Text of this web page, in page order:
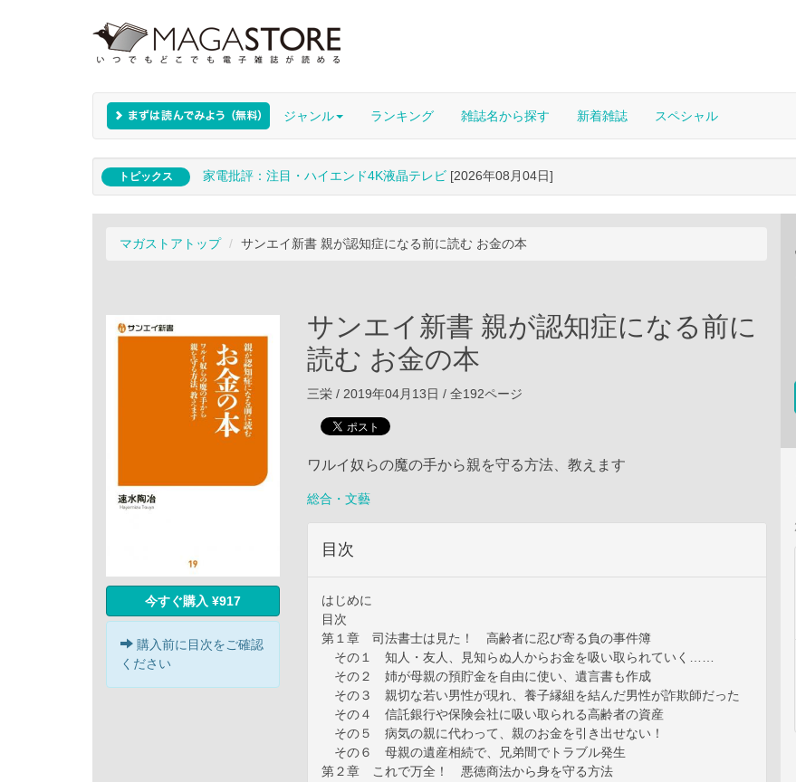
ジャンル ランキング 雑誌名から探す 新着雑誌 スペシャル
トピックス 家電批評：注目・ハイエンド4K液晶テレビ [2026年08月04日]
マガストアトップ サンエイ新書 親が認知症になる前に読む お金の本
今すぐ購入 ¥917
購入前に目次をご確認
ください
サンエイ新書 親が認知症になる前に
読む お金の本
三栄 / 2019年04月13日 / 全192ページ
ワルイ奴らの魔の手から親を守る方法、教えます
総合・文藝
目次
はじめに
目次
第１章 司法書士は見た！ 高齢者に忍び寄る負の事件簿
その１ 知人・友人、見知らぬ人からお金を吸い取られていく……
その２ 姉が母親の預貯金を自由に使い、遺言書も作成
その３ 親切な若い男性が現れ、養子縁組を結んだ男性が詐欺師だった
その４ 信託銀行や保険会社に吸い取られる高齢者の資産
その５ 病気の親に代わって、親のお金を引き出せない！
その６ 母親の遺産相続で、兄弟間でトラブル発生
第２章 これで万全！ 悪徳商法から身を守る方法